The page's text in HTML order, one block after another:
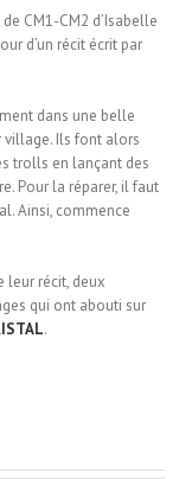
CM1-CM2 d’Isabelle
d’un récit écrit par
dans une belle
Ils font alors
trolls en lançant des
Pour la réparer, il faut
Ainsi, commence
leur récit, deux
qui ont abouti sur
.